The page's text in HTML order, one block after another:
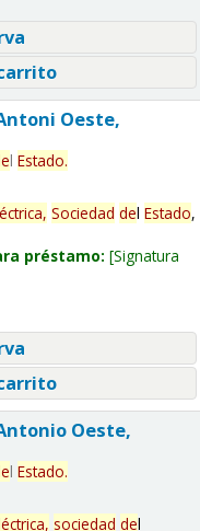
Oeste,
l Estado.
Sociedad del Estado,
préstamo: Signatura
Oeste,
l Estado.
sociedad del